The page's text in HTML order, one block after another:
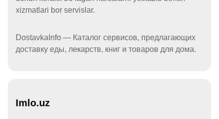
xizmatlari bor servislar.
DostavkaInfo — Каталог сервисов, предлагающих
доставку еды, лекарств, книг и товаров для дома.
Imlo.uz